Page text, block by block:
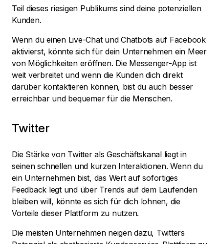
Teil dieses riesigen Publikums sind deine potenziellen
Kunden.
Wenn du einen Live-Chat und Chatbots auf Facebook
aktivierst, könnte sich für dein Unternehmen ein Meer
von Möglichkeiten eröffnen. Die Messenger-App ist
weit verbreitet und wenn die Kunden dich direkt
darüber kontaktieren können, bist du auch besser
erreichbar und bequemer für die Menschen.
Twitter
Die Stärke von Twitter als Geschäftskanal liegt in
seinen schnellen und kurzen Interaktionen. Wenn du
ein Unternehmen bist, das Wert auf sofortiges
Feedback legt und über Trends auf dem Laufenden
bleiben will, könnte es sich für dich lohnen, die
Vorteile dieser Plattform zu nutzen.
Die meisten Unternehmen neigen dazu, Twitters